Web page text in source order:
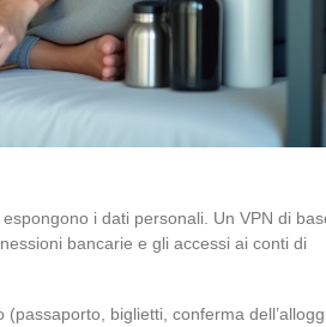
i dati personali. Un VPN di
bancarie e gli accessi ai conti di
biglietti, conferma